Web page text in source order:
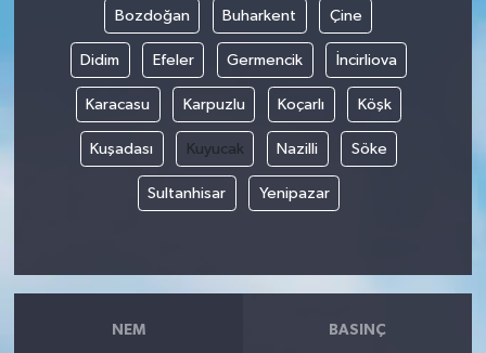
Bozdoğan Buharkent Çine
Didim Efeler Germencik İncirliova
Karacasu Karpuzlu Koçarlı Köşk
Kuşadası Kuyucak Nazilli Söke
Sultanhisar Yenipazar
NEM BASINÇ